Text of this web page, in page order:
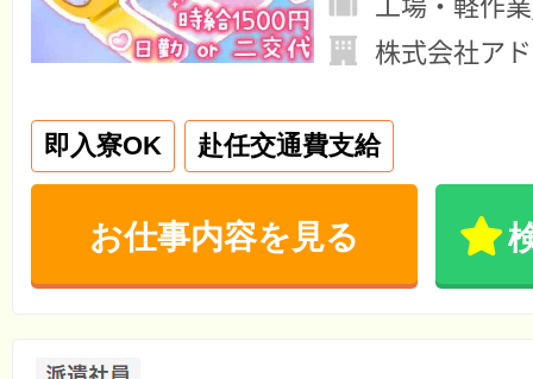
株式会社ア
即入寮OK 赴任交通費支給
お仕事内容を見る